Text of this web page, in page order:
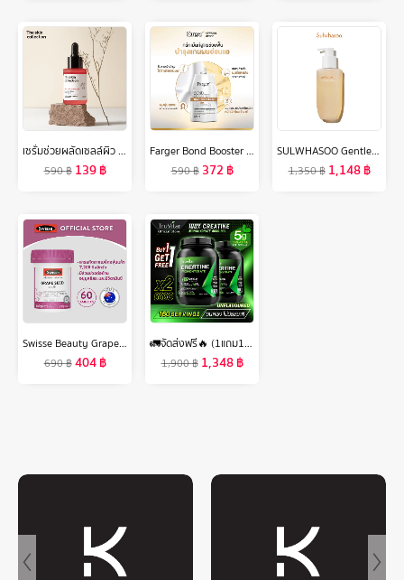
เซรั่มช่วยผลัดเซลล์ผิว ขจัดสิวอุดตัน เผยผิวที่ดูใส The Skin Collection Serum AHA10% + BHA2% ขนาด 30ml
590฿ 139฿
Farger Bond Booster ตัวบูสแกนผม ทรีทเม้นท์เชื่อมแกน กู้ผมเสีย
590฿ 372฿
SULWHASOO Gentle Cleansing Foam 200ml. โซลวาซู โฟมล้างหน้าเกาหลี ล้างเครื่องสำอาง ขจัดสิ่งสกปรกและสิ่งตกค้างออกจากรูขุมขนอย่างอ่อนโยน
1,350฿ 1,148฿
Swisse Beauty Grape Seed 60 TAB สวิสเซ เกรปซีด 60 เม็ด
690฿404฿
🚛จัดส่งฟรี🔥 (1แถม1)Truvitar Creatine ครีเอทีน ทรูวิต้าร์ ลดการสลายของมวลกล้ามเนื้อ เพิ่มพลังงานสูง เหมาะสำหรับสายสุขภาพ
1,900฿ 1,348฿